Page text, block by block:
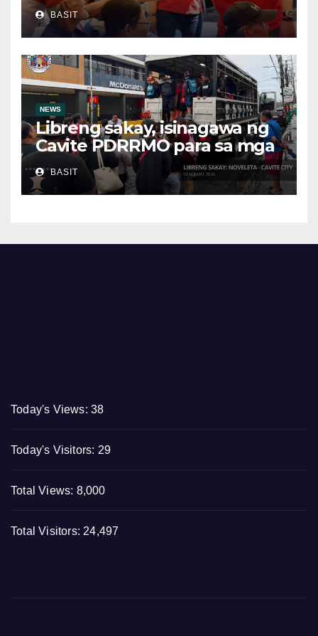
matapos an pitong (7) bulan
na paglikas
BASIT
NEWS
Libreng sakay, isinagawa ng
Cavite PDRRMO para sa mga
stranded na commuter
BASIT
Today's Views: 38
Today's Visitors: 29
Total Views: 8,000
Total Visitors: 24,497